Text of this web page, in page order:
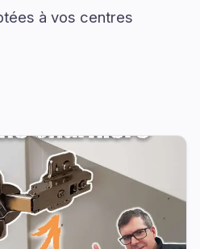
à vos centres